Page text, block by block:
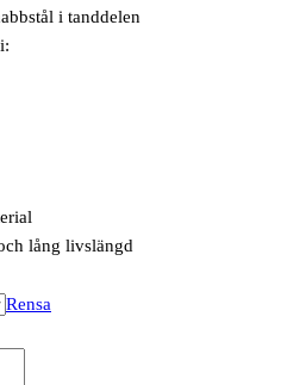
i tanddelen
lång livslängd
Rensa